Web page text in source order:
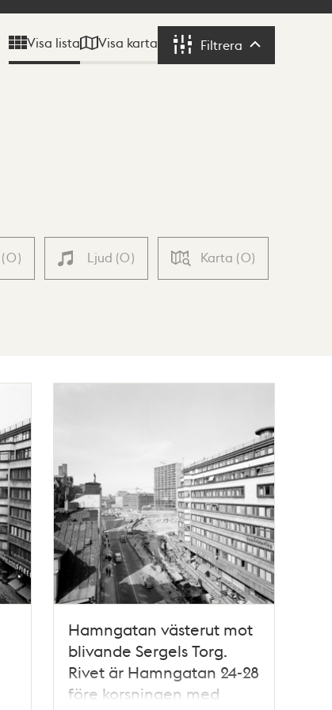
Visa lista Visa karta Filtrera Filtrera
(0) Ljud (0) Karta (0)
Hamngatan västerut mot
blivande Sergels Torg.
Rivet är Hamngatan 24-28
före korsningen med